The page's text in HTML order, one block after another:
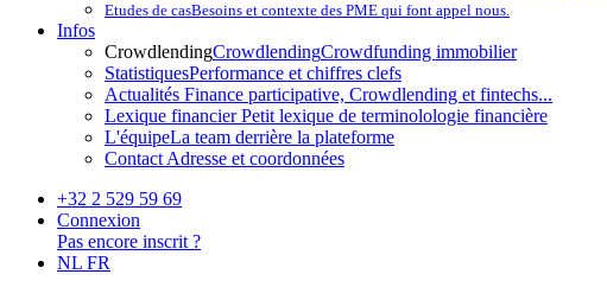
Etudes de casBesoins et contexte des PME qui font appel nous.
Infos
CrowdlendingCrowdlendingCrowdfunding immobilier
StatistiquesPerformance et chiffres clefs
Actualités Finance participative, Crowdlending et fintechs...
Lexique financierPetit lexique de terminolologie financière
L'équipeLa team derrière la plateforme
Contact Adresse et coordonnées
+32 2 529 59 69
Connexion
Pas encore inscrit ?
NL FR